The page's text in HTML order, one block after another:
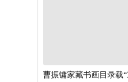
曹振镛家藏书画目录载